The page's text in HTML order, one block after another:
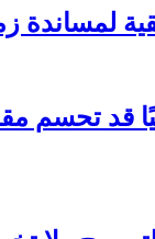
قد تحسم